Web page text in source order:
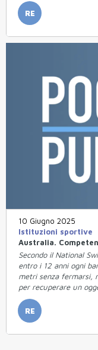
RE
10 Giugno 2025
Istituzioni sportive
Australia.
Secondo il National
entro i 12 anni ogni
metri senza fermarsi,
per recuperare un
RE